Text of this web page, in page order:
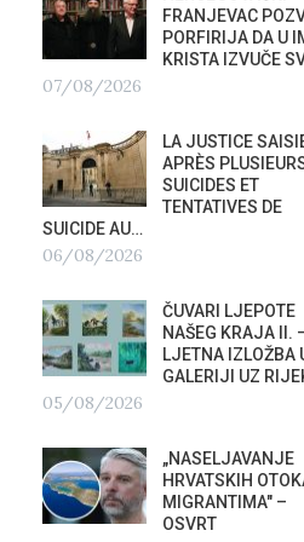
FRANJEVAC
PORFIRIJA DA U
KRISTA IZVUČE
07/08/2026
LA JUSTICE
APRÈS
SUICIDES ET
TENTATIVES DE
SUICIDE AU…
06/08/2026
ČUVARI LJEPOTE
NAŠEG KRAJA II.
LJETNA IZLOŽBA
GALERIJI UZ
05/08/2026
„NASELJAVANJE
HRVATSKIH
MIGRANTIMA″ –
OSVRT